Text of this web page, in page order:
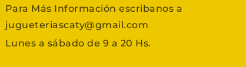
Para Más Información escribanos a
jugueteriascaty@gmail.com
Lunes a sábado de 9 a 20 Hs.